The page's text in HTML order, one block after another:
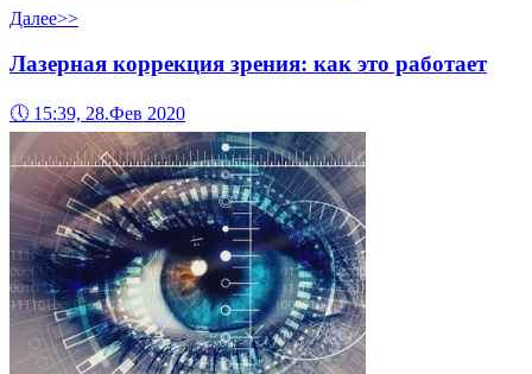
Далее>>
Лазерная коррекция зрения: как это работает
🕔 15:39, 28.Фев 2020